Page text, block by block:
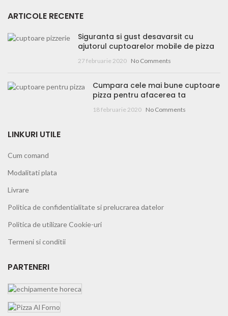
ARTICOLE RECENTE
Siguranta si gust desavarsit cu
ajutorul cuptoarelor mobile de pizza
27 februarie 2020 No Comments
Cumpara cele mai bune cuptoare
pizza pentru afacerea ta
18 februarie 2020 No Comments
LINKURI UTILE
Cum comand
Modalitati plata
Livrare
Politica de confidentialitate si prelucrarea datelor
Politica de utilizare Cookie-uri
Termeni si conditii
PARTENERI